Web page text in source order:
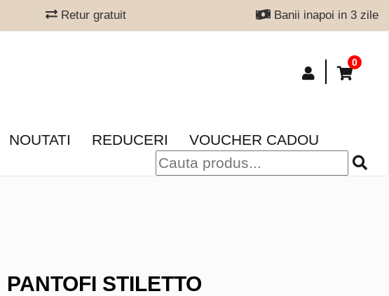
Retur gratuit Banii inapoi in 3 zile
0
NOUTATI REDUCERI VOUCHER CADOU
PANTOFI STILETTO